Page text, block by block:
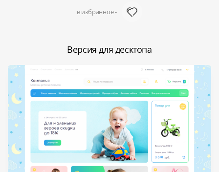
в избранное -
Версия для десктопа